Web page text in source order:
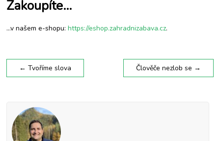
Zakoupíte…
…v našem e-shopu:https://eshop.zahradnizabava.cz.
← Tvoříme slova Člověče nezlob se →